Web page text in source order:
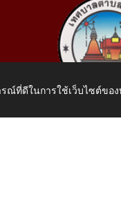
ที่ดีในการใช้เว็บไซต์ขอ